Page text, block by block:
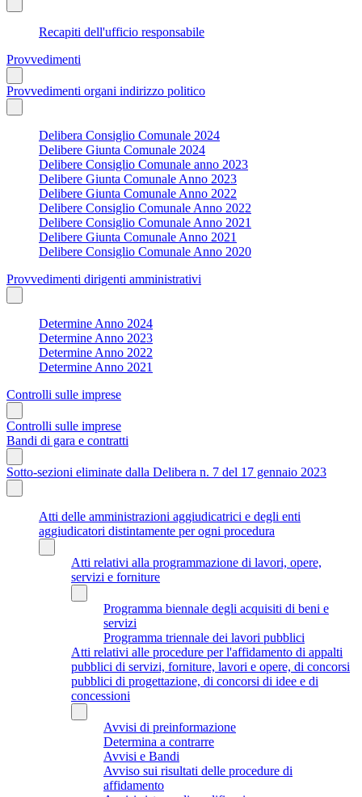
Recapiti dell'ufficio responsabile
Provvedimenti
Provvedimenti organi indirizzo politico
Delibera Consiglio Comunale 2024
Delibere Giunta Comunale 2024
Delibere Consiglio Comunale anno 2023
Delibere Giunta Comunale Anno 2023
Delibere Giunta Comunale Anno 2022
Delibere Consiglio Comunale Anno 2022
Delibere Consiglio Comunale Anno 2021
Delibere Giunta Comunale Anno 2021
Delibere Consiglio Comunale Anno 2020
Provvedimenti dirigenti amministrativi
Determine Anno 2024
Determine Anno 2023
Determine Anno 2022
Determine Anno 2021
Controlli sulle imprese
Controlli sulle imprese
Bandi di gara e contratti
Sotto-sezioni eliminate dalla Delibera n. 7 del 17 gennaio 2023
Atti delle amministrazioni aggiudicatrici e degli enti
aggiudicatori distintamente per ogni procedura
Atti relativi alla programmazione di lavori, opere,
servizi e forniture
Programma biennale degli acquisiti di beni e
servizi
Programma triennale dei lavori pubblici
Atti relativi alle procedure per l'affidamento di appalti
pubblici di servizi, forniture, lavori e opere, di concorsi
pubblici di progettazione, di concorsi di idee e di
concessioni
Avvisi di preinformazione
Determina a contrarre
Avvisi e Bandi
Avviso sui risultati delle procedure di
affidamento